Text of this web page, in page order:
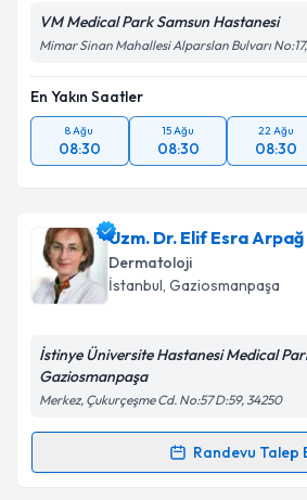
VM Medical Park Samsun Hastanesi
Mimar Sinan Mahallesi Alparslan Bulvarı
En Yakın Saatler
8 Ağu
08:30
15 Ağu
08:30
22 Ağu
08:30
Uzm. Dr. Elif Esra Arpağ
Dermatoloji
İstanbul, Gaziosmanpaşa
İstinye Üniversite Hastanesi Medical
Gaziosmanpaşa
Merkez, Çukurçeşme Cd. No:57 D:59, 34250
Randevu Talep
Randevu Takvimi Talebi